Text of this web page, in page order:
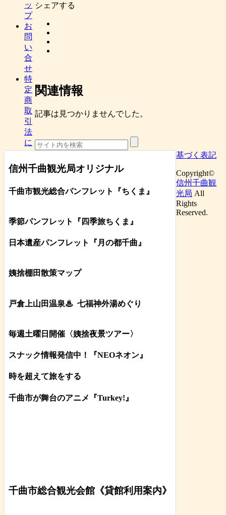
シェアする
関連情報
記事は見つかりませんでした。
信州千曲観光局オリジナル
千曲市観光総合パンフレット 『ちくま 』
季節パンフレット『四季旅ちくま』
日本遺産パンフレット 『月の都千曲 』
姨捨棚田散策マップ
戸倉上山田温泉♨ 七福神外湯めぐり
毎週土曜日開催〈姨捨夜景ツアー〉
スナック情報発信中！『NEOネオン』
時を超えて旅をする
千曲市が舞台のアニメ『Turkey!』
千曲市総合観光会館《貸館利用案内》
ッ
プ
お
問
い
合
せ
特
定
商
取
引
法
に
基づく表記
Copyright©
信州千曲観
光局 All
Rights
Reserved.